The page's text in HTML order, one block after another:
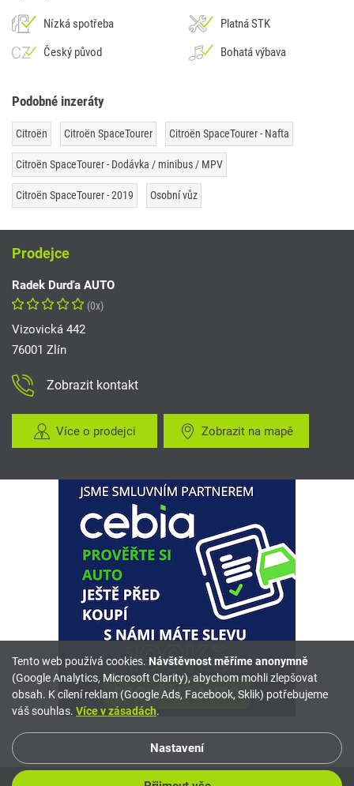
Nízká spotřeba
Platná STK
Český původ
Bohatá výbava
Podobné inzeráty
Citroën Citroën SpaceTourer Citroën SpaceTourer - Nafta
Citroën SpaceTourer - Dodávka / minibus / MPV
Citroën SpaceTourer - 2019 Osobní vůz
Prodejce
Radek Durďa AUTO
(0x)
Vizovická 442
76001 Zlín
Zobrazit kontakt
Více o prodejci Zobrazit na mapě
Tento web používá cookies. Návštěvnost měříme anonymně
(Google Analytics, Microsoft Clarity), abychom mohli zlepšovat
obsah. K cílení reklam (Google Ads, Facebook, Sklik) potřebujeme
váš souhlas. Více v zásadách.
Nastavení